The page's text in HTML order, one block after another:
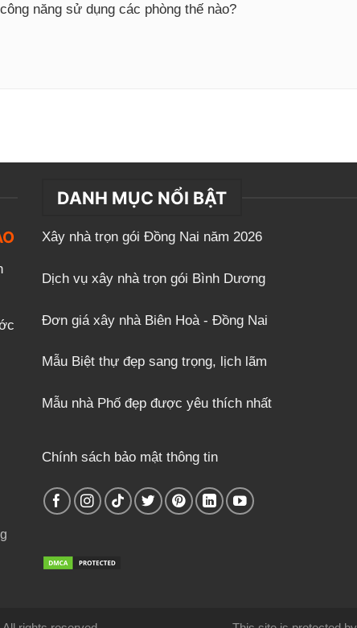
năng sử dụng các phòng thế nào?
DANH MỤC NỔI BẬT
Xây nhà trọn gói Đồng Nai năm 2026
Dịch vụ xây nhà trọn gói Bình Dương
Đơn giá xây nhà Biên Hoà - Đồng Nai
Mẫu Biệt thự đẹp sang trọng, lịch lãm
Mẫu nhà Phố đẹp được yêu thích nhất
Chính sách bảo mật thông tin